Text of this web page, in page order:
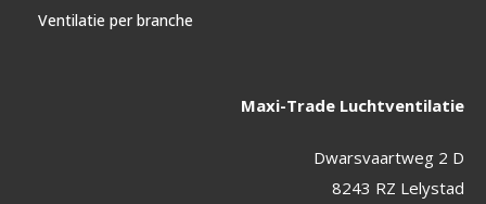
Ventilatie per branche
Maxi-Trade Luchtventilatie
Dwarsvaartweg 2 D
8243 RZ Lelystad